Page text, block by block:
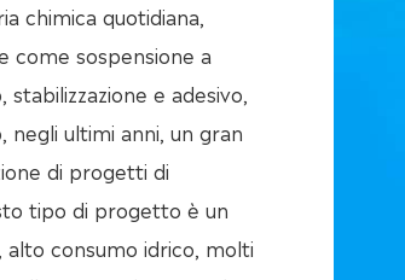
chimica quotidiana,
come sospensione a
e adesivo,
negli ultimi anni, un gran
di progetti di
tipo di progetto è un
consumo idrico, molti